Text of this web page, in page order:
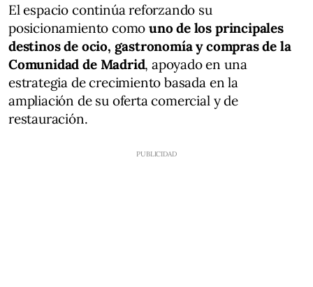
El espacio continúa reforzando su
posicionamiento comouno de los principales
destinos de ocio, gastronomía y compras de la
Comunidad de Madrid, apoyado en una
estrategia de crecimiento basada en la
ampliación de su oferta comercial y de
restauración.